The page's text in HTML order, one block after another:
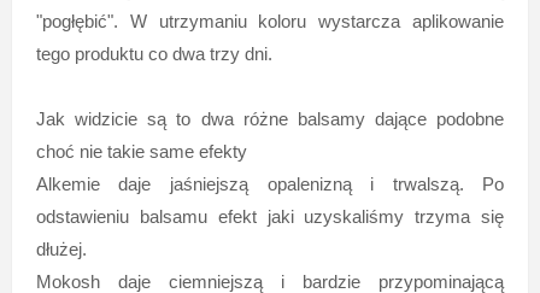
"pogłębić". W utrzymaniu koloru wystarcza aplikowanie
tego produktu co dwa trzy dni.
Jak widzicie są to dwa różne balsamy dające podobne
choć nie takie same efekty
Alkemie daje jaśniejszą opalenizną i trwalszą. Po
odstawieniu balsamu efekt jaki uzyskaliśmy trzyma się
dłużej.
Mokosh daje ciemniejszą i bardzie przypominającą